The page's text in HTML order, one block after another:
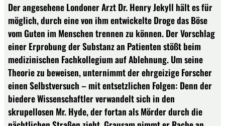
Der angesehene Londoner Arzt Dr. Henry Jekyll hält es für
möglich, durch eine von ihm entwickelte Droge das Böse
vom Guten im Menschen trennen zu können. Der Vorschlag
einer Erprobung der Substanz an Patienten stößt beim
medizinischen Fachkollegium auf Ablehnung. Um seine
Theorie zu beweisen, unternimmt der ehrgeizige Forscher
einen Selbstversuch – mit entsetzlichen Folgen: Denn der
biedere Wissenschaftler verwandelt sich in den
skrupellosen Mr. Hyde, der fortan als Mörder durch die